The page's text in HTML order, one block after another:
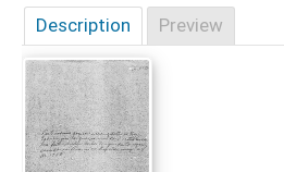
Description Preview